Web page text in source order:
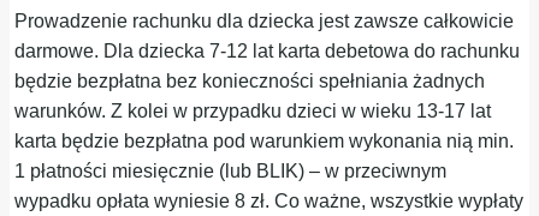
Prowadzenie rachunku dla dziecka jest zawsze całkowicie
darmowe. Dla dziecka 7-12 lat karta debetowa do rachunku
będzie bezpłatna bez konieczności spełniania żadnych
warunków. Z kolei w przypadku dzieci w wieku 13-17 lat
karta będzie bezpłatna pod warunkiem wykonania nią min.
1 płatności miesięcznie (lub BLIK) – w przeciwnym
wypadku opłata wyniesie 8 zł. Co ważne, wszystkie wypłaty